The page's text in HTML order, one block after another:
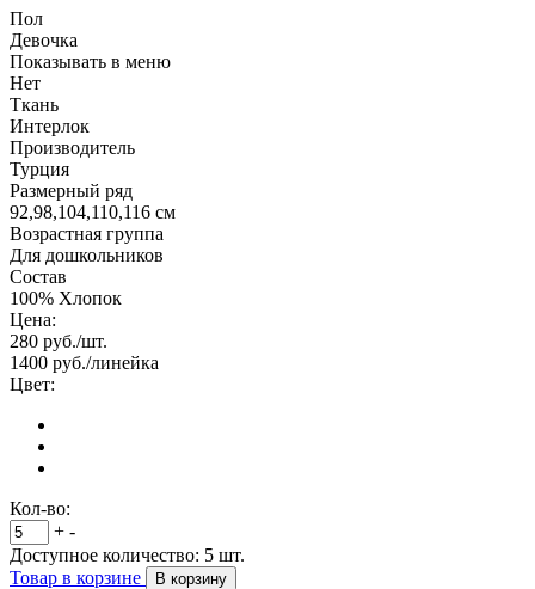
Пол
Девочка
Показывать в меню
Нет
Ткань
Интерлок
Производитель
Турция
Размерный ряд
92,98,104,110,116 см
Возрастная группа
Для дошкольников
Состав
100% Хлопок
Цена:
280 руб./шт.
1400 руб./линейка
Цвет:
Кол-во:
+ -
Доступное количество: 5 шт.
Товар в корзине
В корзину